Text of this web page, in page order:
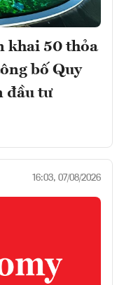
khai 50 thỏa
bố Quy
đầu tư
16:03, 07/08/2026